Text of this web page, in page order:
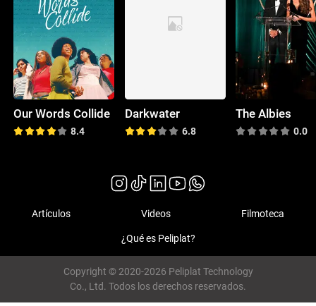
Our Words Collide
8.4
Darkwater
6.8
The Albies
0.0
Artículos Videos Filmoteca
¿Qué es Peliplat?
Copyright © 2020-2026 Peliplat Technology
Co., Ltd. Todos los derechos reservados.